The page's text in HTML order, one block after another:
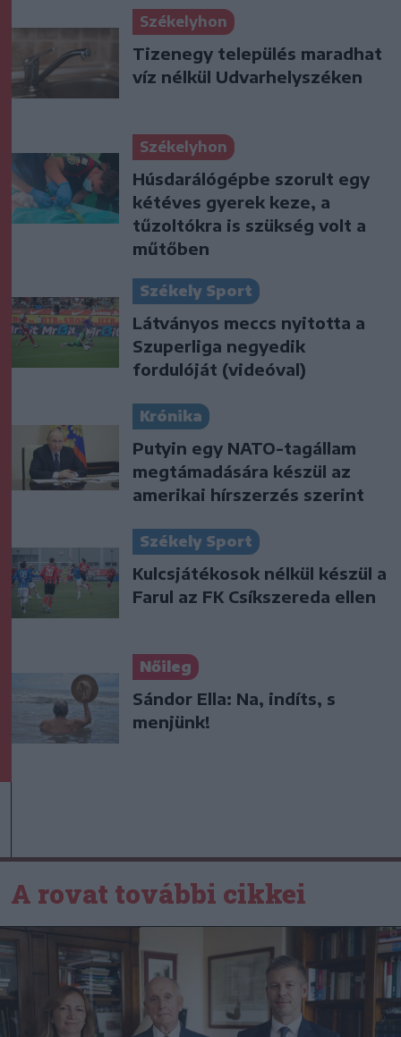
Székelyhon
Tizenegy település maradhat
víz nélkül Udvarhelyszéken
Székelyhon
Húsdarálógépbe szorult egy
kétéves gyerek keze, a
tűzoltókra is szükség volt a
műtőben
Székely Sport
Látványos meccs nyitotta a
Szuperliga negyedik
fordulóját (videóval)
Krónika
Putyin egy NATO-tagállam
megtámadására készül az
amerikai hírszerzés szerint
Székely Sport
Kulcsjátékosok nélkül készül a
Farul az FK Csíkszereda ellen
Nőileg
Sándor Ella: Na, indíts, s
menjünk!
A rovat további cikkei